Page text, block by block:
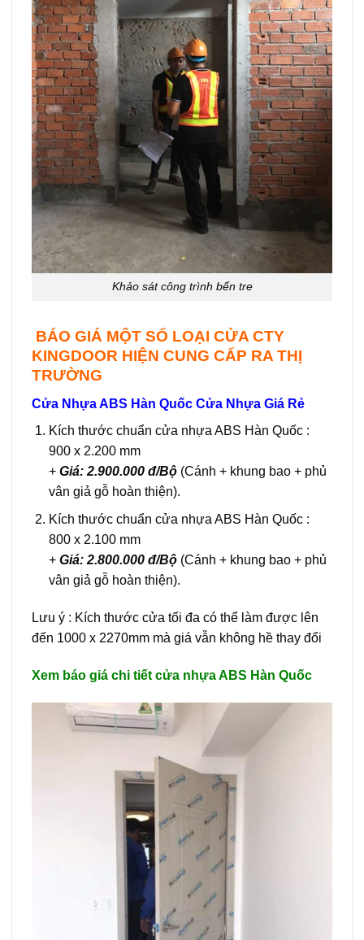
Khảo sát công trình bến tre
BÁO GIÁ MỘT SỐ LOẠI CỬA CTY
KINGDOOR HIỆN CUNG CẤP RA THỊ
TRƯỜNG
Cửa Nhựa ABS Hàn Quốc Cửa Nhựa Giá Rẻ
Kích thước chuẩn cửa nhựa ABS Hàn Quốc :
900 x 2.200 mm
+ Giá: 2.900.000 đ/Bộ(Cánh + khung bao + phủ
vân giả gỗ hoàn thiện).
Kích thước chuẩn cửa nhựa ABS Hàn Quốc :
800 x 2.100 mm
+Giá: 2.800.000 đ/Bộ(Cánh + khung bao + phủ
vân giả gỗ hoàn thiện).
Lưu ý : Kích thước cửa tối đa có thể làm được lên
đến 1000 x 2270mm mà giá vẫn không hề thay đổi
Xem báo giá chi tiết cửa nhựa ABS Hàn Quốc